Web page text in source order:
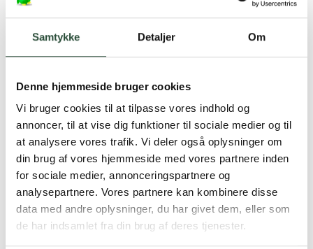
Samtykke Detaljer Om
Denne hjemmeside bruger cookies
Vi bruger cookies til at tilpasse vores indhold og
annoncer, til at vise dig funktioner til sociale medier og til
at analysere vores trafik. Vi deler også oplysninger om
din brug af vores hjemmeside med vores partnere inden
for sociale medier, annonceringspartnere og
analysepartnere. Vores partnere kan kombinere disse
data med andre oplysninger, du har givet dem, eller som
de har indsamlet fra din brug af deres tjenester.
Hurtig levering (30 min. i Kbh)
Faste lave priser*
*Gælder ikke ernæringsprodukter.
Stort udvalg af kendte
produkter
Vi tilbyder et stort udvalg af kendte
cremer, vitaminer og andre spændende
produkter – altid til fast lav pris.
Læs mere om Uglecare.dk her